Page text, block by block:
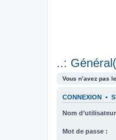
..:
Vous n’avez pas
CONNEXION •
Nom
Mot de passe :